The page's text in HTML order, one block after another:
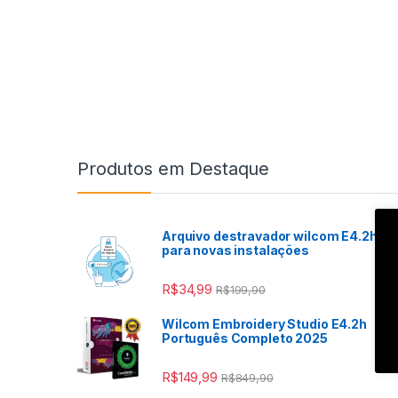
Produtos em Destaque
Arquivo destravador wilcom E4.2h
para novas instalações
R$34,99 R$199,90
Wilcom Embroidery Studio E4.2h
Português Completo 2025
R$149,99 R$849,90